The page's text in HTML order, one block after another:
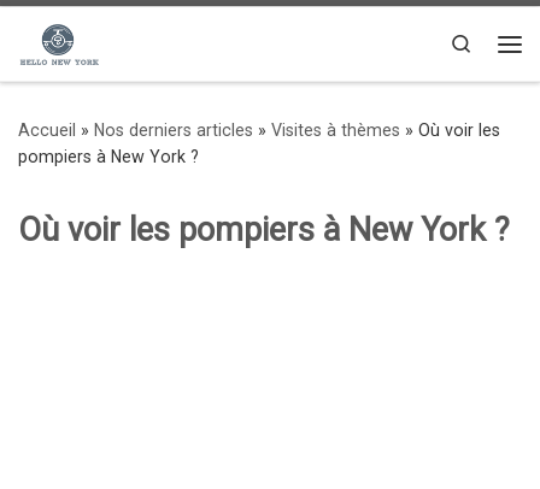
Passer au contenu
Search
Accueil » Nos derniers articles » Visites à thèmes » Où voir les
pompiers à New York ?
Où voir les pompiers à New York ?